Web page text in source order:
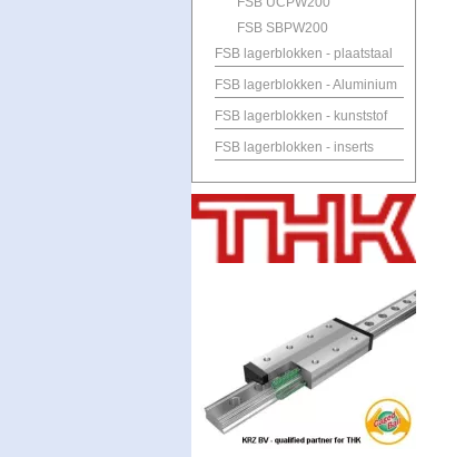
FSB SBPW200
FSB lagerblokken - plaatstaal
FSB lagerblokken - Aluminium
FSB lagerblokken - kunststof
FSB lagerblokken - inserts